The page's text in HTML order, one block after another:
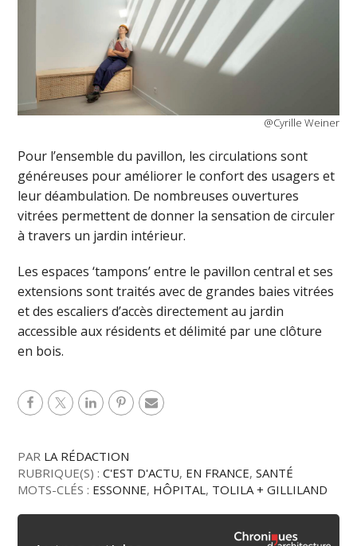
@Cyrille Weiner
Pour l’ensemble du pavillon, les circulations sont
généreuses pour améliorer le confort des usagers et
leur déambulation. De nombreuses ouvertures
vitrées permettent de donner la sensation de circuler
à travers un jardin intérieur.
Les espaces ‘tampons’ entre le pavillon central et ses
extensions sont traités avec de grandes baies vitrées
et des escaliers d’accès directement au jardin
accessible aux résidents et délimité par une clôture
en bois.
PAR LA RÉDACTION
RUBRIQUE(S) :C'EST D'ACTU, EN FRANCE,SANTÉ
MOTS-CLÉS : ESSONNE, HÔPITAL , TOLILA + GILLILAND